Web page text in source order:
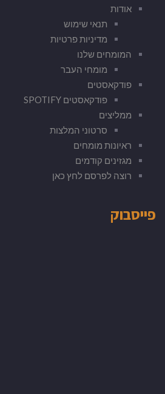
אודות
תנאי שימוש
מדיניות פרטיות
המומחים שלנו
מומחי העבר
פודקאסטים
פודקאסטים SPOTIFY
ממליצים
סרטוני המלצות
ראיונות מומחים
מגזינים קודמים
רוצה לפרסם לחץ כאן
פייסבוק